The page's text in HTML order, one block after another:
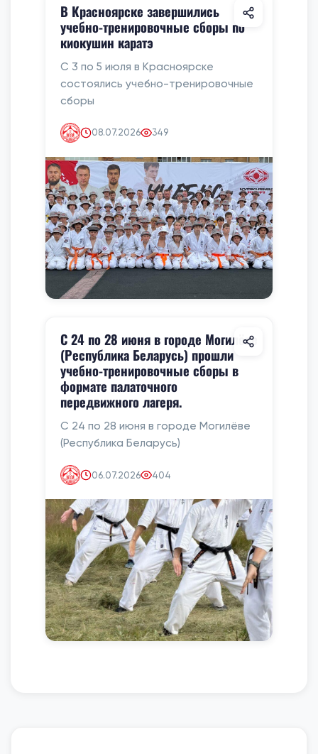
В Красноярске завершились
учебно-тренировочные сборы по
киокушин каратэ
С 3 по 5 июля в Красноярске
состоялись учебно-тренировочные
сборы
08.07.2026 349
С 24 по 28 июня в городе Могилёве
(Республика Беларусь) прошли
учебно-тренировочные сборы в
формате палаточного
передвижного лагеря.
С 24 по 28 июня в городе Могилёве
(Республика Беларусь)
06.07.2026 404